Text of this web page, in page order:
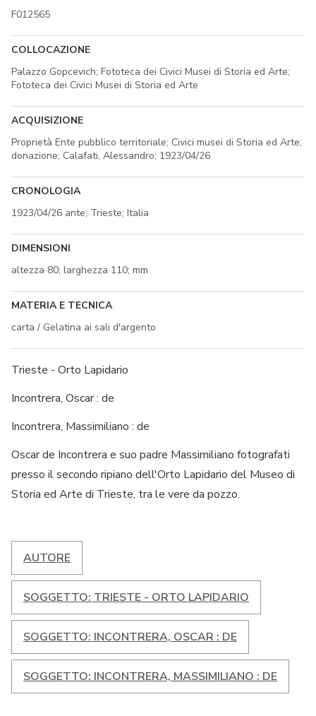
F012565
COLLOCAZIONE
Palazzo Gopcevich; Fototeca dei Civici Musei di Storia ed Arte;
Fototeca dei Civici Musei di Storia ed Arte
ACQUISIZIONE
Proprietà Ente pubblico territoriale; Civici musei di Storia ed Arte;
donazione; Calafati, Alessandro; 1923/04/26
CRONOLOGIA
1923/04/26 ante; Trieste; Italia
DIMENSIONI
altezza 80; larghezza 110; mm
MATERIA E TECNICA
carta / Gelatina ai sali d'argento
Trieste - Orto Lapidario
Incontrera, Oscar : de
Incontrera, Massimiliano : de
Oscar de Incontrera e suo padre Massimiliano fotografati
presso il secondo ripiano dell'Orto Lapidario del Museo di
Storia ed Arte di Trieste, tra le vere da pozzo.
AUTORE
SOGGETTO: TRIESTE - ORTO LAPIDARIO
SOGGETTO: INCONTRERA, OSCAR : DE
SOGGETTO: INCONTRERA, MASSIMILIANO : DE